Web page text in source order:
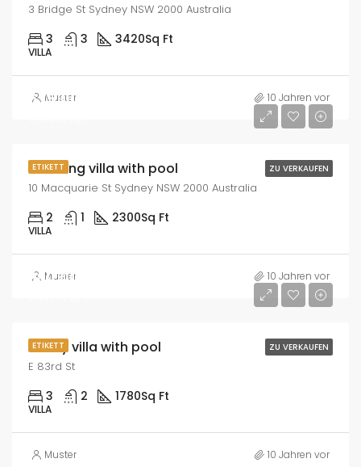
3 Bridge St Sydney NSW 2000 Australia
3 3 3420Sq Ft
VILLA
Muster 10 Jahren vor
ETIKETT ZU VERKAUFEN
675,000€
Amazing villa with pool
10 Macquarie St Sydney NSW 2000 Australia
2 1 2300Sq Ft
VILLA
Muster 10 Jahren vor
ETIKETT ZU VERKAUFEN
990,000€
Luxury villa with pool
E 83rd St
3 2 1780Sq Ft
VILLA
Muster 10 Jahren vor